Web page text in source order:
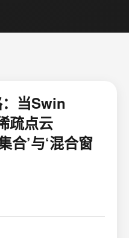
当Swin
疏点云
合’与‘混合窗